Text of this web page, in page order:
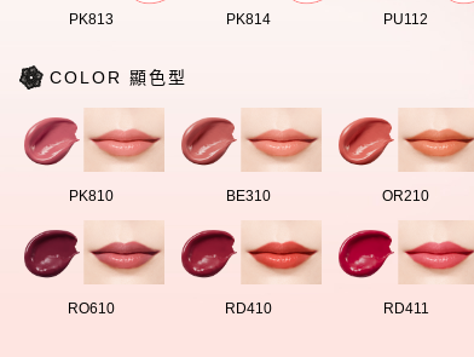
PK813 PK814 PU112
COLOR 顯色型
PK810 BE310 OR210
RO610 RD410 RD411